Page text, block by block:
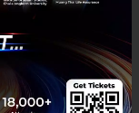
เทศไทย จัดโดย
รุ่นใหม่
SCBx Next
ะ Bitkub Academy จัด